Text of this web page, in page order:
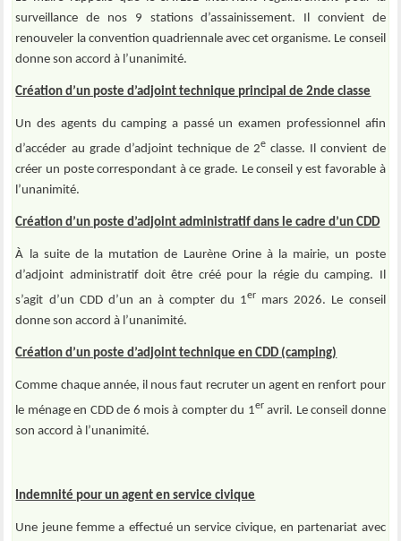
surveillance de nos 9 stations d’assainissement. Il convient de
renouveler la convention quadriennale avec cet organisme. Le conseil
donne son accord à l’unanimité.
Création d’un poste d’adjoint technique principal de 2nde classe
Un des agents du camping a passé un examen professionnel afin
d’accéder au grade d’adjoint technique de 2e classe. Il convient de
créer un poste correspondant à ce grade. Le conseil y est favorable à
l’unanimité.
Création d’un poste d’adjoint administratif dans le cadre d’un CDD
À la suite de la mutation de Laurène Orine à la mairie, un poste
d’adjoint administratif doit être créé pour la régie du camping. Il
s’agit d’un CDD d’un an à compter du 1er mars 2026. Le conseil
donne son accord à l’unanimité.
Création d’un poste d’adjoint technique en CDD (camping)
Comme chaque année, il nous faut recruter un agent en renfort pour
le ménage en CDD de 6 mois à compter du 1er avril. Le conseil donne
son accord à l’unanimité.
Indemnité pour un agent en service civique
Une jeune femme a effectué un service civique, en partenariat avec